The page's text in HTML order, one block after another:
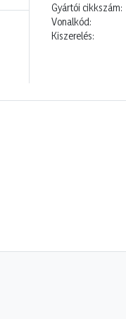
Gyártói cikkszám:
Vonalkód:
Kiszerelés: